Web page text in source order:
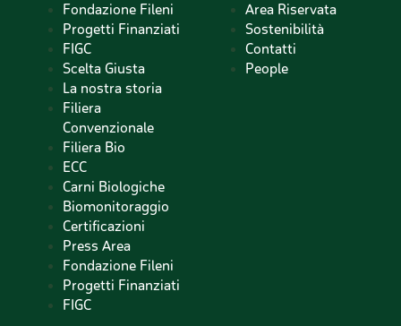
Fondazione Fileni
Progetti Finanziati
FIGC
Scelta Giusta
La nostra storia
Filiera
Convenzionale
Filiera Bio
ECC
Carni Biologiche
Biomonitoraggio
Certificazioni
Press Area
Fondazione Fileni
Progetti Finanziati
FIGC
Area Riservata
Sostenibilità
Contatti
People